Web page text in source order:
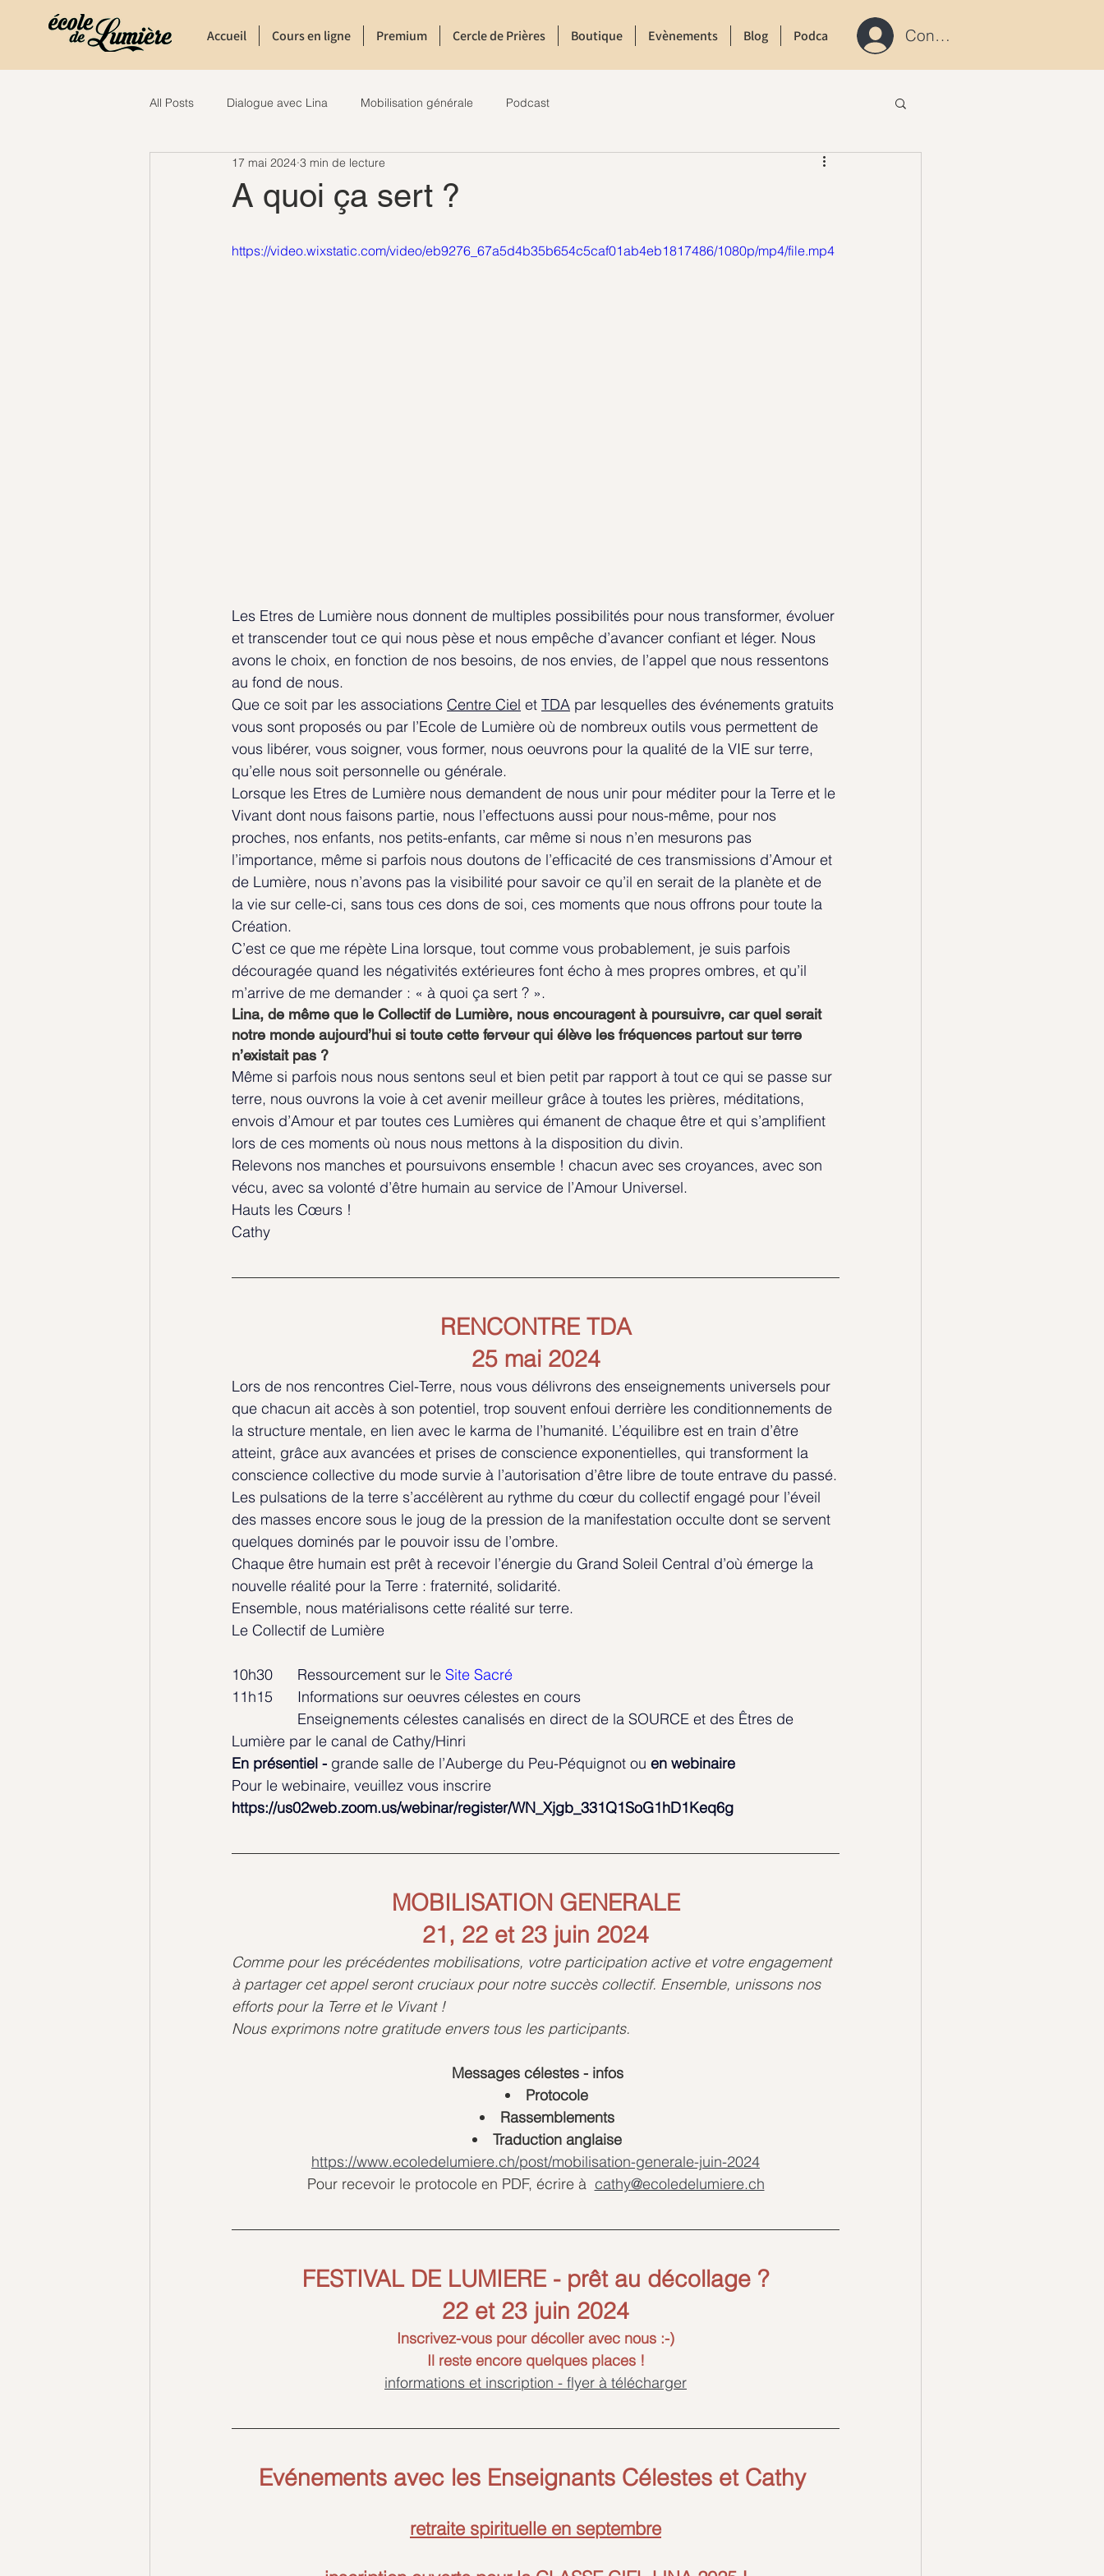
Accueil Cours en ligne Premium Cercle de Prières Boutique Evènements Blog Podcast ContactConnexion / S'inscrire
All Posts Dialogue avec Lina Mobilisation générale Podcast
A quoi ça sert ?
17 mai 2024 3 min de lecture
https://video.wixstatic.com/video/eb9276_67a5d4b35b654c5caf01ab4eb1817486/1080p/mp4/file.mp4
Les Etres de Lumière nous donnent de multiples possibilités pour nous transformer, évoluer
et transcender tout ce qui nous pèse et nous empêche d’avancer confiant et léger. Nous
avons le choix, en fonction de nos besoins, de nos envies, de l’appel que nous ressentons
au fond de nous.
Que ce soit par les associations Centre Ciel et TDA par lesquelles des événements gratuits
vous sont proposés ou par l’Ecole de Lumière où de nombreux outils vous permettent de
vous libérer, vous soigner, vous former, nous oeuvrons pour la qualité de la VIE sur terre,
qu’elle nous soit personnelle ou générale.
Lorsque les Etres de Lumière nous demandent de nous unir pour méditer pour la Terre et le
Vivant dont nous faisons partie, nous l’effectuons aussi pour nous-même, pour nos
proches, nos enfants, nos petits-enfants, car même si nous n’en mesurons pas
l’importance, même si parfois nous doutons de l’efficacité de ces transmissions d’Amour et
de Lumière, nous n’avons pas la visibilité pour savoir ce qu’il en serait de la planète et de
la vie sur celle-ci, sans tous ces dons de soi, ces moments que nous offrons pour toute la
Création.
C’est ce que me répète Lina lorsque, tout comme vous probablement, je suis parfois
découragée quand les négativités extérieures font écho à mes propres ombres, et qu’il
m’arrive de me demander : « à quoi ça sert ? ».
Lina, de même que le Collectif de Lumière, nous encouragent à poursuivre, car quel serait
notre monde aujourd’hui si toute cette ferveur qui élève les fréquences partout sur terre
n’existait pas ?
Même si parfois nous nous sentons seul et bien petit par rapport à tout ce qui se passe sur
terre, nous ouvrons la voie à cet avenir meilleur grâce à toutes les prières, méditations,
envois d’Amour et par toutes ces Lumières qui émanent de chaque être et qui s’amplifient
lors de ces moments où nous nous mettons à la disposition du divin.
Relevons nos manches et poursuivons ensemble ! chacun avec ses croyances, avec son
vécu, avec sa volonté d’être humain au service de l’Amour Universel.
Hauts les Cœurs !
Cathy
RENCONTRE TDA
25 mai 2024
Lors de nos rencontres Ciel-Terre, nous vous délivrons des enseignements universels pour
que chacun ait accès à son potentiel, trop souvent enfoui derrière les conditionnements de
la structure mentale, en lien avec le karma de l’humanité. L’équilibre est en train d’être
atteint, grâce aux avancées et prises de conscience exponentielles, qui transforment la
conscience collective du mode survie à l’autorisation d’être libre de toute entrave du passé.
Les pulsations de la terre s’accélèrent au rythme du cœur du collectif engagé pour l’éveil
des masses encore sous le joug de la pression de la manifestation occulte dont se servent
quelques dominés par le pouvoir issu de l’ombre.
Chaque être humain est prêt à recevoir l’énergie du Grand Soleil Central d’où émerge la
nouvelle réalité pour la Terre : fraternité, solidarité.
Ensemble, nous matérialisons cette réalité sur terre.
Le Collectif de Lumière
10h30  	Ressourcement sur le Site Sacré
11h15   	Informations sur oeuvres célestes en cours
Lumière par le canal de Cathy/Hinri
En présentiel - grande salle de l’Auberge du Peu-Péquignot ou en webinaire
Pour le webinaire, veuillez vous inscrire
https://us02web.zoom.us/webinar/register/WN_Xjgb_331Q1SoG1hD1Keq6g
MOBILISATION GENERALE
21, 22 et 23 juin 2024
Comme pour les précédentes mobilisations, votre participation active et votre engagement
à partager cet appel seront cruciaux pour notre succès collectif. Ensemble, unissons nos
efforts pour la Terre et le Vivant !
Nous exprimons notre gratitude envers tous les participants.
Messages célestes - infos
Protocole
Rassemblements
Traduction anglaise
https://www.ecoledelumiere.ch/post/mobilisation-generale-juin-2024
Pour recevoir le protocole en PDF, écrire à cathy@ecoledelumiere.ch
FESTIVAL DE LUMIERE - prêt au décollage ?
22 et 23 juin 2024
Inscrivez-vous pour décoller avec nous :-)
Il reste encore quelques places !
informations et inscription - flyer à télécharger
Evénements avec les Enseignants Célestes et Cathy
retraite spirituelle en septembre